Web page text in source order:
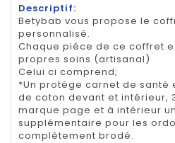
Descriptif:
Betybab vous propose le
personnalisé.
Chaque piéce de ce coffret
propres soins (artisanal)
Celui ci comprend;
*Un protége carnet de santé
de coton devant et intérieur,
marque page et à intérieur
supplémentaire pour les
complètement brodé.